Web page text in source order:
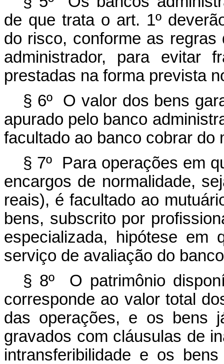
de que trata o art. 1º
do risco, conforme as
administrador, para evitar
prestadas na forma prevista
§ 6º O valor dos bens
apurado pelo banco
facultado ao banco cobrar do
§ 7º Para operações em
encargos de normalidade,
reais), é facultado ao
bens, subscrito por
especializada, hipótese em
serviço de avaliação do
§ 8º O patrimônio
corresponde ao valor total
das operações, e os bens
gravados com cláusulas de
intransferibilidade e os